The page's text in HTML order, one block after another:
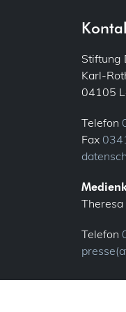
Stiftung
Karl-
04105
Telefon
Fax
Telefon